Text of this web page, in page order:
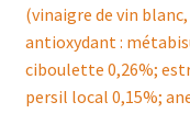
(vinaigre de vin
antioxydant :
ciboulette 0,26%;
persil local 0,15%;